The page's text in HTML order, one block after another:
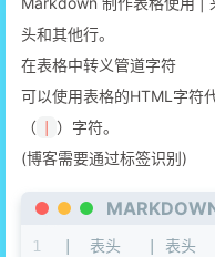
头和其他行。
在表格中转义管道字符
可以使用表格的HTML字符
（
）字符。
(博客需要通过标签识别)
1
|  表头   | 表头  |